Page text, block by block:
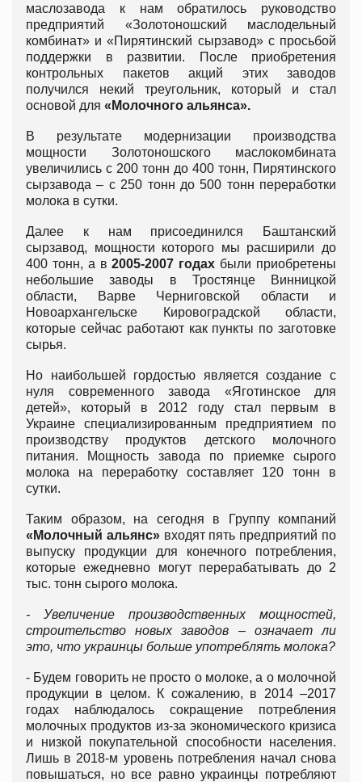
маслозавода к нам обратилось руководство
предприятий «Золотоношский маслодельный
комбинат» и «Пирятинский сырзавод» с просьбой
поддержки в развитии. После приобретения
контрольных пакетов акций этих заводов
получился некий треугольник, который и стал
основой для «Молочного альянса».
В результате модернизации производства
мощности Золотоношского маслокомбината
увеличились с 200 тонн до 400 тонн, Пирятинского
сырзавода – с 250 тонн до 500 тонн переработки
молока в сутки.
Далее к нам присоединился Баштанский
сырзавод, мощности которого мы расширили до
400 тонн, а в2005-2007 годах были приобретены
небольшие заводы в Тростянце Винницкой
области, Варве Черниговской области и
Новоархангельске Кировоградской области,
которые сейчас работают как пункты по заготовке
сырья.
Но наибольшей гордостью является создание с
нуля современного завода «Яготинское для
детей», который в 2012 году стал первым в
Украине специализированным предприятием по
производству продуктов детского молочного
питания. Мощность завода по приемке сырого
молока на переработку составляет 120 тонн в
сутки.
Таким образом, на сегодня в Группу компаний
«Молочный альянс»входят пять предприятий по
выпуску продукции для конечного потребления,
которые ежедневно могут перерабатывать до 2
тыс. тонн сырого молока.
- Увеличение производственных мощностей,
строительство новых заводов – означает ли
это, что украинцы больше употреблять молока?
- Будем говорить не просто о молоке, а о молочной
продукции в целом. К сожалению, в 2014 –2017
годах наблюдалось сокращение потребления
молочных продуктов из-за экономического кризиса
и низкой покупательной способности населения.
Лишь в 2018-м уровень потребления начал снова
повышаться, но все равно украинцы потребляют